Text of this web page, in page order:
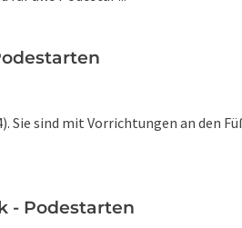
Sie sind mit Vorrichtungen an den
- Podestarten